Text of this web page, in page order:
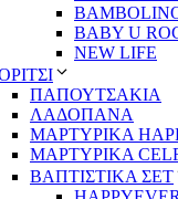
BABY U
NEW LIFE
ΠΑΠΟΥΤΣΑΚΙΑ
ΛΑΔΟΠΑΝΑ
ΜΑΡΤΥΡΙΚΑ
ΜΑΡΤΥΡΙΚΑ
ΒΑΠΤΙΣΤΙΚΑ ΣΕΤ